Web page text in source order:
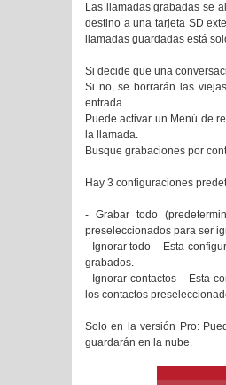
Las llamadas grabadas se
destino a una tarjeta SD
llamadas guardadas está
Si decide que una
Si no, se borrarán las
entrada.
Puede activar un Menú de
la llamada.
Busque grabaciones por
Hay 3 configuraciones
- Grabar todo
preseleccionados para ser
- Ignorar todo – Esta
grabados.
- Ignorar contactos – Esta
los contactos
Solo en la versión Pro:
guardarán en la nube.